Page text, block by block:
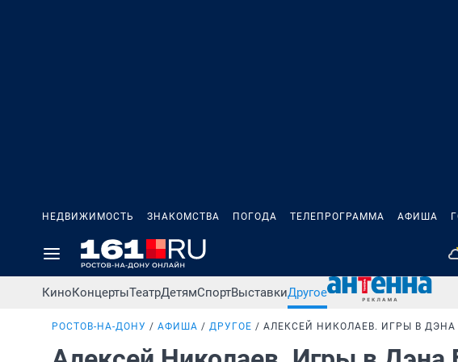
НЕДВИЖИМОСТЬ ЗНАКОМСТВА ПОГОДА ТЕЛЕПРОГРАММА АФИША
КиноКонцертыТеатрДетямСпортВыставкиДругое
РОСТОВ-НА-ДОНУ АФИША ДРУГОЕ АЛЕКСЕЙ НИКОЛАЕВ. ИГРЫ В ДЭНА